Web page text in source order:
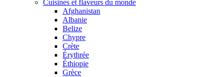
Cuisines et flaveurs du monde
Afghanistan
Albanie
Belize
Chypre
Crète
Érythrée
Éthiopie
Grèce